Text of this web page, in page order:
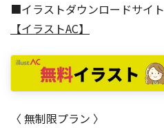
■イラストダウンロードサイト
【イラストAC】
〈 無制限プラン 〉